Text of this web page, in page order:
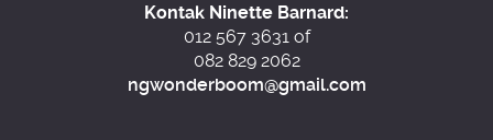
Kontak Ninette Barnard:
012 567 3631 of
082 829 2062
ngwonderboom@gmail.com